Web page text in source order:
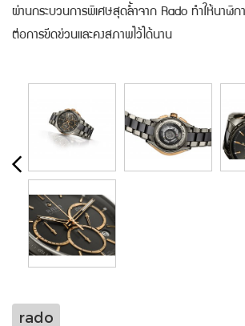
ผ่านกระบวนการพิเศษสุดล้ำจาก Rado ทำให้นาฬิก
ต่อการขีดข่วนและคงสภาพไว้ได้นาน
rado